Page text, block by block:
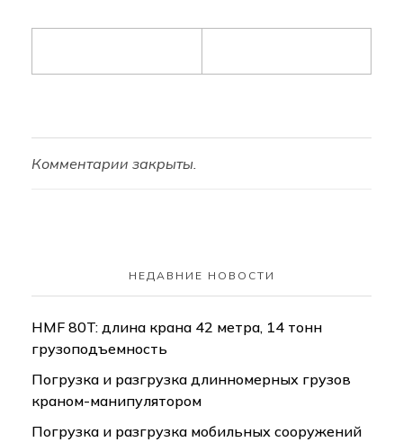
Комментарии закрыты.
НЕДАВНИЕ НОВОСТИ
HMF 80T: длина крана 42 метра, 14 тонн
грузоподъемность
Погрузка и разгрузка длинномерных грузов
краном-манипулятором
Погрузка и разгрузка мобильных сооружений